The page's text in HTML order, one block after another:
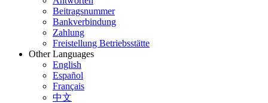
Beitragsnummer
Bankverbindung
Zahlung
Freistellung Betriebsstätte
Other Languages
English
Español
Français
中文